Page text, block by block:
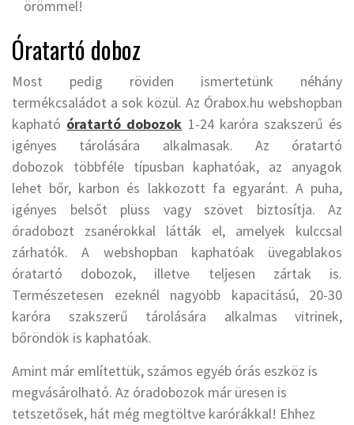
örömmel!
Óratartó doboz
Most pedig röviden ismertetünk néhány
termékcsaládot a sok közül. Az Órabox.hu webshopban
kapható óratartó dobozok 1-24 karóra szakszerű és
igényes tárolására alkalmasak. Az óratartó
dobozok többféle típusban kaphatóak, az anyagok
lehet bőr, karbon és lakkozott fa egyaránt. A puha,
igényes belsőt plüss vagy szövet biztosítja. Az
óradobozt zsanérokkal látták el, amelyek kulccsal
zárhatók. A webshopban kaphatóak üvegablakos
óratartó dobozok, illetve teljesen zártak is.
Természetesen ezeknél nagyobb kapacitású, 20-30
karóra szakszerű tárolására alkalmas vitrinek,
bőröndök is kaphatóak.
Amint már említettük, számos egyéb órás eszköz is
megvásárolható. Az óradobozok már üresen is
tetszetősek, hát még megtöltve karórákkal! Ehhez